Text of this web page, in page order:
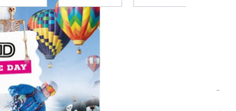
the day - onderbouwboek